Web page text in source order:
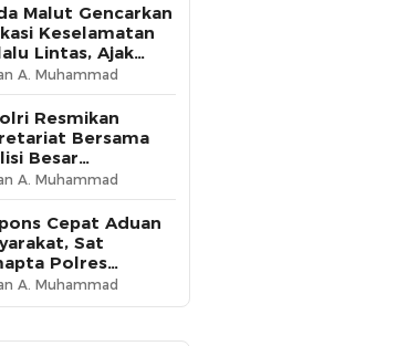
Malut Gencarkan
Keselamatan
Lintas, Ajak
Wujudkan
Tertib di Jalan
A. Muhammad
Resmikan
Bersama
Besar
Buruh
Tegaskan
Lindungi
dan Jaga
Investasi
A. Muhammad
Cepat Aduan
Sat
Polres
Amankan 210
Miras Cap Tikus
A. Muhammad